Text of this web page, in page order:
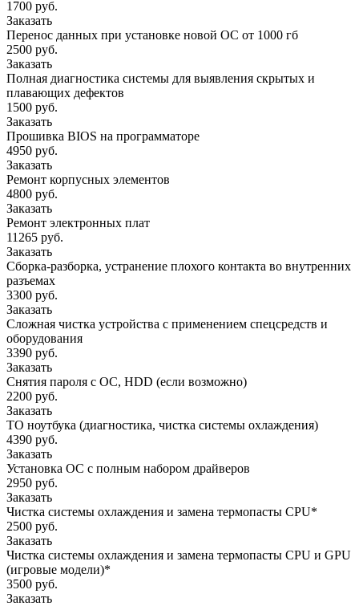
1700 руб.
Заказать
Перенос данных при установке новой ОС от 1000 гб
2500 руб.
Заказать
Полная диагностика системы для выявления скрытых и
плавающих дефектов
1500 руб.
Заказать
Прошивка BIOS на программаторе
4950 руб.
Заказать
Ремонт корпусных элементов
4800 руб.
Заказать
Ремонт электронных плат
11265 руб.
Заказать
Сборка-разборка, устранение плохого контакта во внутренних
разъемах
3300 руб.
Заказать
Сложная чистка устройства с применением спецсредств и
оборудования
3390 руб.
Заказать
Снятия пароля с OC, HDD (если возможно)
2200 руб.
Заказать
ТО ноутбука (диагностика, чистка системы охлаждения)
4390 руб.
Заказать
Установка ОС с полным набором драйверов
2950 руб.
Заказать
Чистка системы охлаждения и замена термопасты CPU*
2500 руб.
Заказать
Чистка системы охлаждения и замена термопасты CPU и GPU
(игровые модели)*
3500 руб.
Заказать